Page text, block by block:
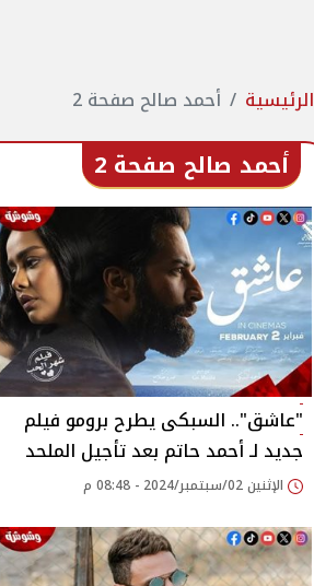
الرئيسية أحمد صالح صفحة 2
أحمد صالح صفحة 2
"عاشق".. السبكى يطرح برومو فيلم
جديد لـ أحمد حاتم بعد تأجيل الملحد
الإثنين 02/سبتمبر/2024 - 08:48 م